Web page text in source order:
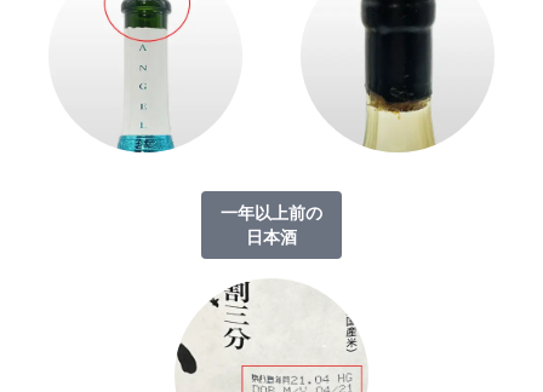
一年以上前の
日本酒